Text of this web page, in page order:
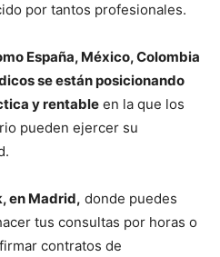
por tantos profesionales.
España, México, Colombia
se están posicionando
y rentable en la que los
pueden ejercer su
en Madrid, donde puedes
tus consultas por horas o
contratos de